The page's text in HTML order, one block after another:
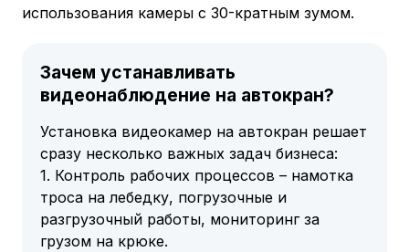
использования камеры с 30-кратным зумом.
Зачем устанавливать
видеонаблюдение на автокран?
Установка видеокамер на автокран решает
сразу несколько важных задач бизнеса:
1. Контроль рабочих процессов – намотка
троса на лебедку, погрузочные и
разгрузочный работы, мониторинг за
грузом на крюке.